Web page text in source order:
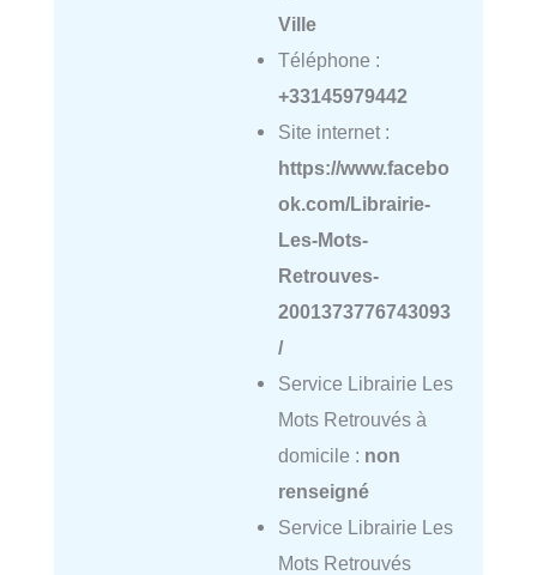
Ville
Téléphone :
+33145979442
Site internet :
https://www.facebo
ok.com/Librairie-
Les-Mots-
Retrouves-
2001373776743093
/
Service Librairie Les
Mots Retrouvés à
domicile : non
renseigné
Service Librairie Les
Mots Retrouvés